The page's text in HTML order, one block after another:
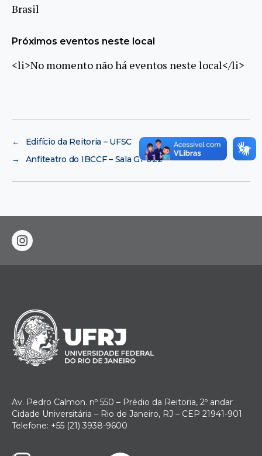
Brasil
Próximos eventos neste local
<li>No momento não há eventos neste local</li>
←
Edifício da Reitoria – UFSC
→
Anfiteatro do IBCCF – Sala G1-022
instagram
Av. Pedro Calmon. nº 550 – Prédio da Reitoria, 2º andar
Cidade Universitária – Rio de Janeiro, RJ – CEP 21941-901
Telefone: +55 (21) 3938-9600